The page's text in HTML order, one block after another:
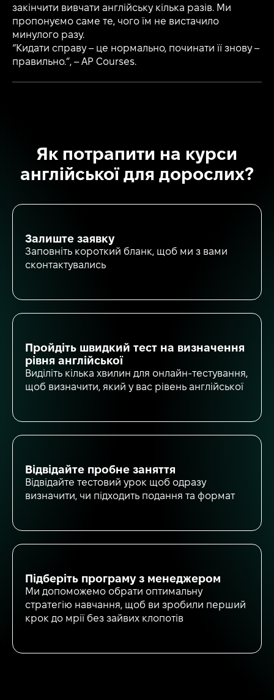
закінчити вивчати англійську кілька разів. Ми
пропонуємо саме те, чого їм не вистачило
минулого разу.
“Кидати справу – це нормально, починати її знову –
правильно.”, – AP Courses.
Як потрапити на курси
англійської для дорослих?
Залиште заявку
Заповніть короткий бланк, щоб ми з вами
сконтактувались
Пройдіть швидкий тест на визначення
рівня англійської
Виділіть кілька хвилин для онлайн-тестування,
щоб визначити, який у вас рівень англійської
Відвідайте пробне заняття
Відвідайте тестовий урок щоб одразу
визначити, чи підходить подання та формат
Підберіть програму з менеджером
Ми допоможемо обрати оптимальну
стратегію навчання, щоб ви зробили перший
крок до мрії без зайвих клопотів